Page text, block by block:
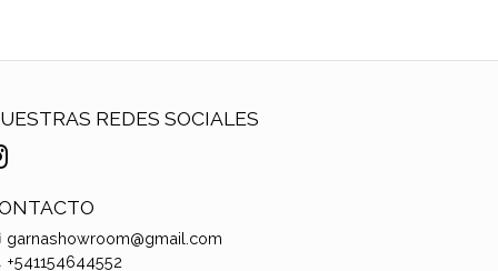
REDES SOCIALES
garnashowroom@gmail.com
+541154644552